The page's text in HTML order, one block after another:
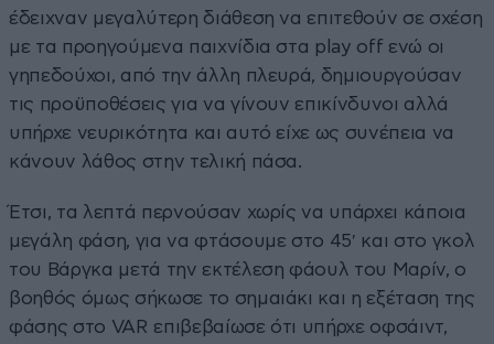
έδειχναν μεγαλύτερη διάθεση να επιτεθούν σε σχέση
με τα προηγούμενα παιχνίδια στα play off ενώ οι
γηπεδούχοι, από την άλλη πλευρά, δημιουργούσαν
τις προϋποθέσεις για να γίνουν επικίνδυνοι αλλά
υπήρχε νευρικότητα και αυτό είχε ως συνέπεια να
κάνουν λάθος στην τελική πάσα.
Έτσι, τα λεπτά περνούσαν χωρίς να υπάρχει κάποια
μεγάλη φάση, για να φτάσουμε στο 45′ και στο γκολ
του Βάργκα μετά την εκτέλεση φάουλ του Μαρίν, ο
βοηθός όμως σήκωσε το σημαιάκι και η εξέταση της
φάσης στο VAR επιβεβαίωσε ότι υπήρχε οφσάιντ,